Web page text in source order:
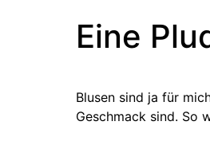
Eine
Blusen sind ja für
Geschmack sind. So